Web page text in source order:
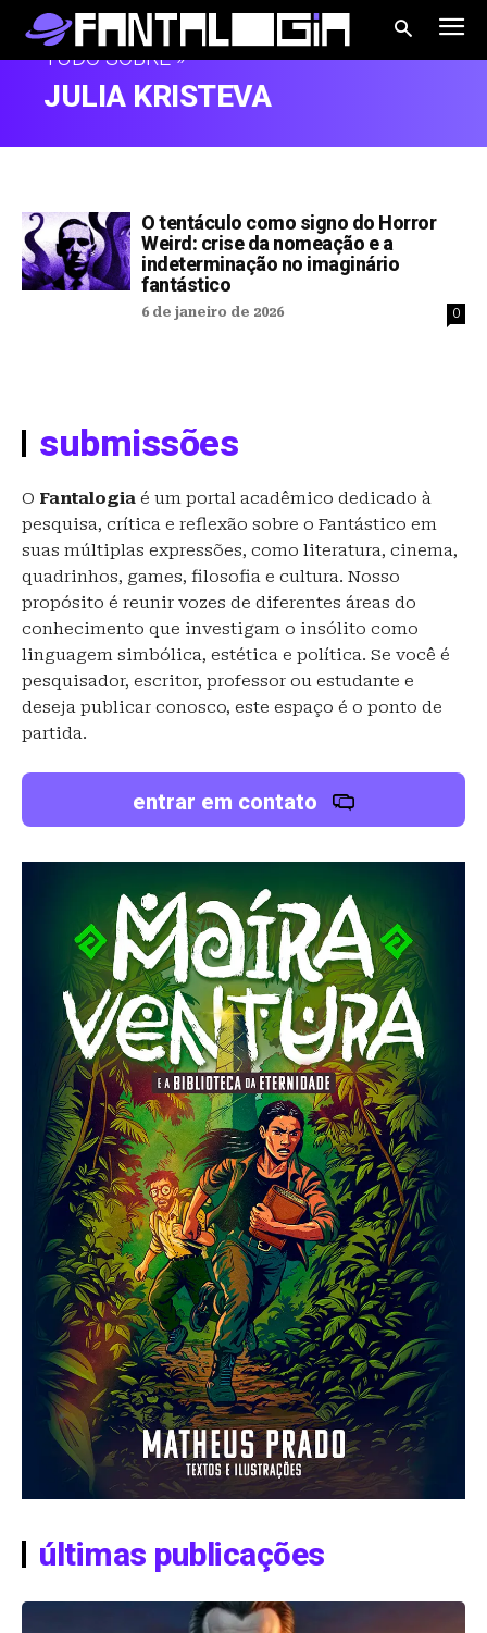
TUDO SOBRE »
JULIA KRISTEVA
O tentáculo como signo do Horror
Weird: crise da nomeação e a
indeterminação no imaginário
fantástico
6 de janeiro de 2026 0
submissões
O Fantalogia é um portal acadêmico dedicado à
pesquisa, crítica e reflexão sobre o Fantástico em
suas múltiplas expressões, como literatura, cinema,
quadrinhos, games, filosofia e cultura. Nosso
propósito é reunir vozes de diferentes áreas do
conhecimento que investigam o insólito como
linguagem simbólica, estética e política. Se você é
pesquisador, escritor, professor ou estudante e
deseja publicar conosco, este espaço é o ponto de
partida.
entrar em contato
últimas publicações